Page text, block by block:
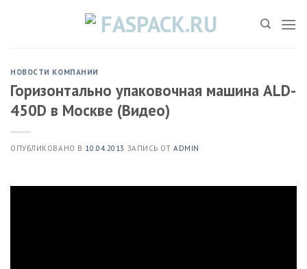
НОВОСТИ КОМПАНИИ
Горизонтально упаковочная машина ALD-
450D в Москве (Видео)
ОПУБЛИКОВАНО В 10.04.2013 ЗАПИСЬ ОТADMIN